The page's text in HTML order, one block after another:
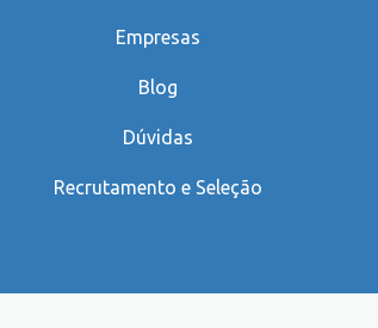
Empresas
Blog
Dúvidas
Recrutamento e Seleção